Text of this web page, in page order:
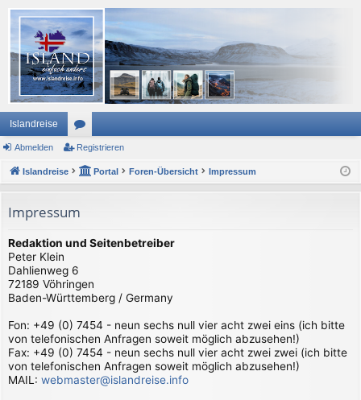
Islandreise
or
en
Abmelden Registrieren
Islandreise Portal Foren-Übersicht Impressum
Impressum
Redaktion und Seitenbetreiber
Peter Klein
Dahlienweg 6
72189 Vöhringen
Baden-Württemberg / Germany
Fon: +49 (0) 7454 - neun sechs null vier acht zwei eins (ich bitte
von telefonischen Anfragen soweit möglich abzusehen!)
Fax: +49 (0) 7454 - neun sechs null vier acht zwei zwei (ich bitte
von telefonischen Anfragen soweit möglich abzusehen!)
MAIL: webmaster@islandreise.info